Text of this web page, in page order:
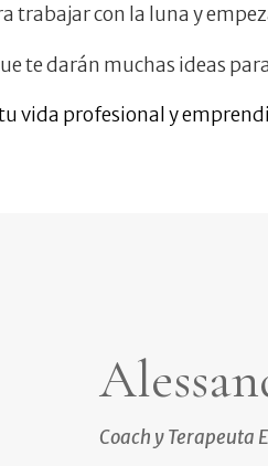
trabajar con la luna y
te darán muchas ideas
vida profesional y
Coach y Terapeuta